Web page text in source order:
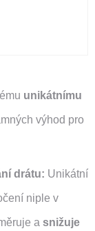
unikátnímu
výhod pro
drátu: Unikátní
niple v
a snižuje